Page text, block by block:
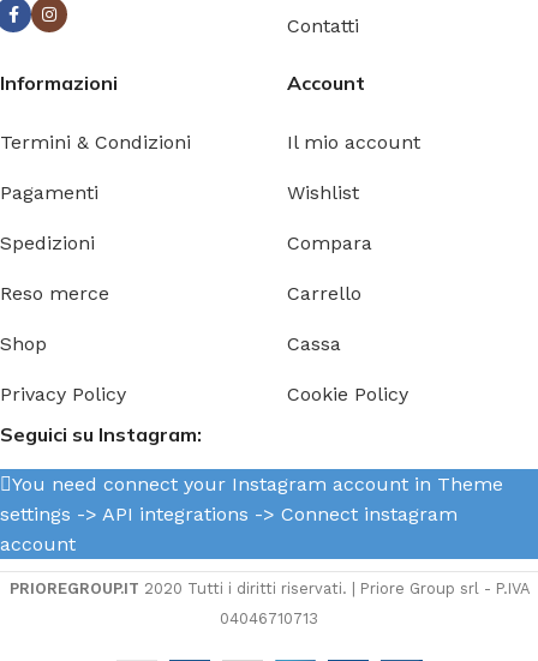
Contatti
Informazioni
Termini & Condizioni
Pagamenti
Spedizioni
Reso merce
Shop
Privacy Policy
Account
Il mio account
Wishlist
Compara
Carrello
Cassa
Cookie Policy
Seguici su Instagram:
You need connect your Instagram account in Theme
settings -> API integrations -> Connect instagram
account
PRIOREGROUP.IT 2020 Tutti i diritti riservati. | Priore Group srl - P.IVA
04046710713